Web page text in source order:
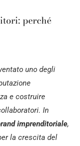
perché
uno degli
e costruire
In
imprenditoriale,
la crescita del